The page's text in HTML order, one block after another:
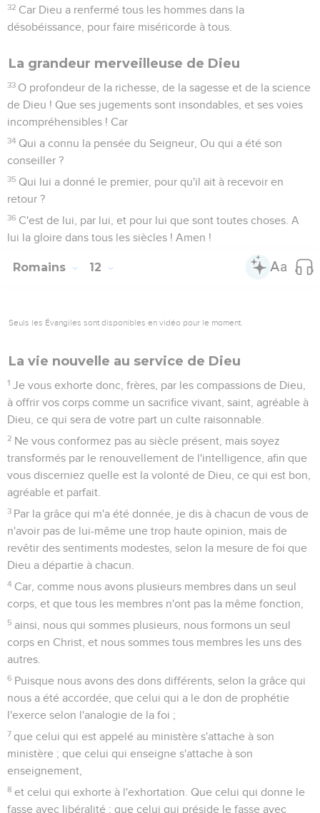
32 Car Dieu a renfermé tous les hommes dans la
désobéissance, pour faire miséricorde à tous.
La grandeur merveilleuse de Dieu
33 O profondeur de la richesse, de la sagesse et de la science
de Dieu ! Que ses jugements sont insondables, et ses voies
incompréhensibles ! Car
34 Qui a connu la pensée du Seigneur, Ou qui a été son
conseiller ?
35 Qui lui a donné le premier, pour qu'il ait à recevoir en
retour ?
36 C'est de lui, par lui, et pour lui que sont toutes choses. A
lui la gloire dans tous les siècles ! Amen !
Romains 12
Seuls les Évangiles sont disponibles en vidéo pour le moment.
La vie nouvelle au service de Dieu
1 Je vous exhorte donc, frères, par les compassions de Dieu,
à offrir vos corps comme un sacrifice vivant, saint, agréable à
Dieu, ce qui sera de votre part un culte raisonnable.
2 Ne vous conformez pas au siècle présent, mais soyez
transformés par le renouvellement de l'intelligence, afin que
vous discerniez quelle est la volonté de Dieu, ce qui est bon,
agréable et parfait.
3 Par la grâce qui m'a été donnée, je dis à chacun de vous de
n'avoir pas de lui-même une trop haute opinion, mais de
revêtir des sentiments modestes, selon la mesure de foi que
Dieu a départie à chacun.
4 Car, comme nous avons plusieurs membres dans un seul
corps, et que tous les membres n'ont pas la même fonction,
5 ainsi, nous qui sommes plusieurs, nous formons un seul
corps en Christ, et nous sommes tous membres les uns des
autres.
6 Puisque nous avons des dons différents, selon la grâce qui
nous a été accordée, que celui qui a le don de prophétie
l'exerce selon l'analogie de la foi ;
7 que celui qui est appelé au ministère s'attache à son
ministère ; que celui qui enseigne s'attache à son
enseignement,
8 et celui qui exhorte à l'exhortation. Que celui qui donne le
fasse avec libéralité ; que celui qui préside le fasse avec